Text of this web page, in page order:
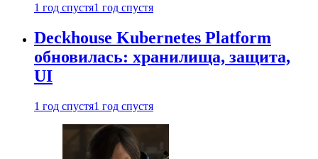
1 год спустя1 год спустя
Deckhouse Kubernetes Platform
обновилась: хранилища, защита,
UI
1 год спустя1 год спустя